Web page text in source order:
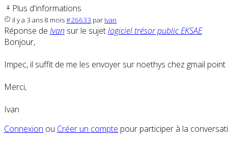
Plus d'informations
il y a 3 ans 8 mois#26633 par Ivan
Réponse de Ivan sur le sujetlogiciel trésor public EKSAE
Bonjour,
Impec, il suffit de me les envoyer sur noethys chez gmail point
Merci,
Ivan
Connexion ou Créer un compte pour participer à la